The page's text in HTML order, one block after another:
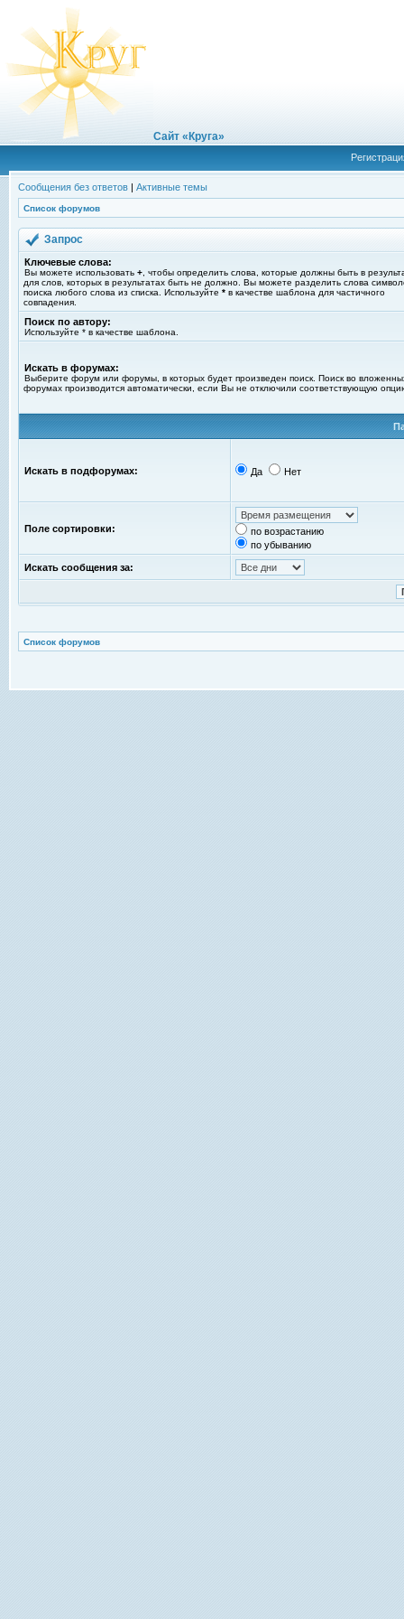
Сайт «Круга»
Сообщения без ответов | Активные темы
Список форумов
Запрос
Ключевые слова:
Вы можете использовать + , чтобы определить слова, которые должны быть в
для слов, которых в результатах быть не должно. Вы можете разделить слова
поиска любого слова из списка. Используйте * в качестве шаблона для частичного
совпадения.
Поиск по автору:
Используйте * в качестве шаблона.
Искать в форумах:
Выберите форум или форумы, в которых будет произведен поиск. Поиск во
форумах производится автоматически, если Вы не отключили соответствующую
Искать в подфорумах: Да Нет
Поле сортировки:
по возрастанию
по убыванию
Искать сообщения за:
Список форумов